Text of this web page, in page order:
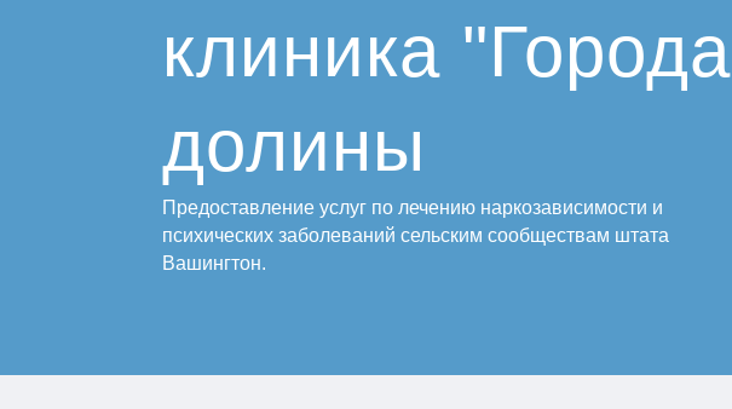
клиника "Города
долины
Предоставление услуг по лечению наркозависимости и
психических заболеваний сельским сообществам штата
Вашингтон.